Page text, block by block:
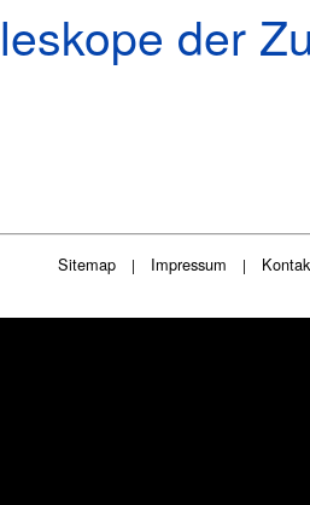
der
Sitemap | Impressum |